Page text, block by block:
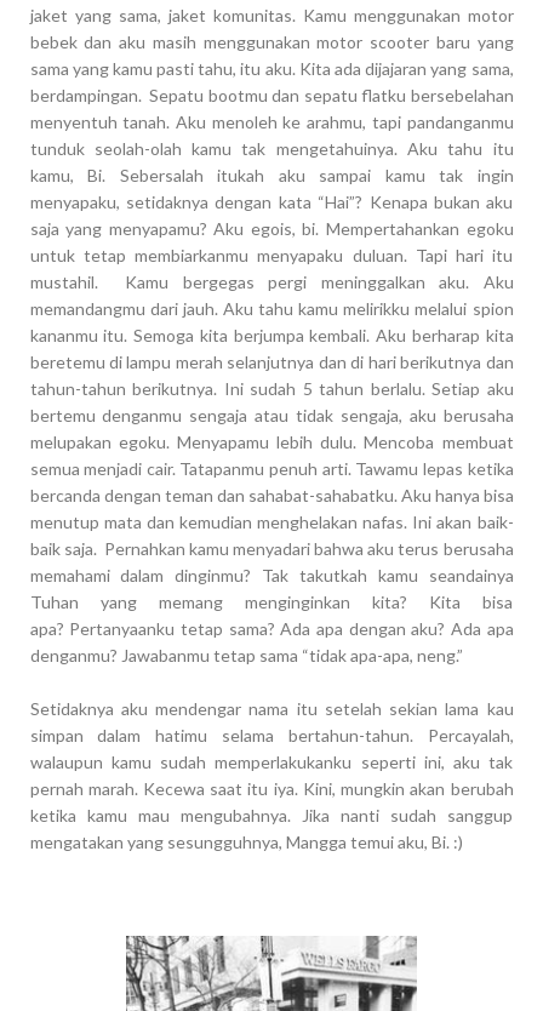
jaket yang sama, jaket komunitas. Kamu menggunakan motor
bebek dan aku masih menggunakan motor scooter baru yang
sama yang kamu pasti tahu, itu aku. Kita ada dijajaran yang sama,
berdampingan. Sepatu bootmu dan sepatu flatku bersebelahan
menyentuh tanah. Aku menoleh ke arahmu, tapi pandanganmu
tunduk seolah-olah kamu tak mengetahuinya. Aku tahu itu
kamu, Bi. Sebersalah itukah aku sampai kamu tak ingin
menyapaku, setidaknya dengan kata “Hai”? Kenapa bukan aku
saja yang menyapamu? Aku egois, bi. Mempertahankan egoku
untuk tetap membiarkanmu menyapaku duluan. Tapi hari itu
mustahil. Kamu bergegas pergi meninggalkan aku. Aku
memandangmu dari jauh. Aku tahu kamu melirikku melalui spion
kananmu itu. Semoga kita berjumpa kembali. Aku berharap kita
beretemu di lampu merah selanjutnya dan di hari berikutnya dan
tahun-tahun berikutnya. Ini sudah 5 tahun berlalu. Setiap aku
bertemu denganmu sengaja atau tidak sengaja, aku berusaha
melupakan egoku. Menyapamu lebih dulu. Mencoba membuat
semua menjadi cair. Tatapanmu penuh arti. Tawamu lepas ketika
bercanda dengan teman dan sahabat-sahabatku. Aku hanya bisa
menutup mata dan kemudian menghelakan nafas. Ini akan baik-
baik saja. Pernahkan kamu menyadari bahwa aku terus berusaha
memahami dalam dinginmu? Tak takutkah kamu seandainya
Tuhan yang memang menginginkan kita? Kita bisa
apa? Pertanyaanku tetap sama? Ada apa dengan aku? Ada apa
denganmu? Jawabanmu tetap sama “tidak apa-apa, neng.”
Setidaknya aku mendengar nama itu setelah sekian lama kau
simpan dalam hatimu selama bertahun-tahun. Percayalah,
walaupun kamu sudah memperlakukanku seperti ini, aku tak
pernah marah. Kecewa saat itu iya. Kini, mungkin akan berubah
ketika kamu mau mengubahnya. Jika nanti sudah sanggup
mengatakan yang sesungguhnya, Mangga temui aku, Bi. :)